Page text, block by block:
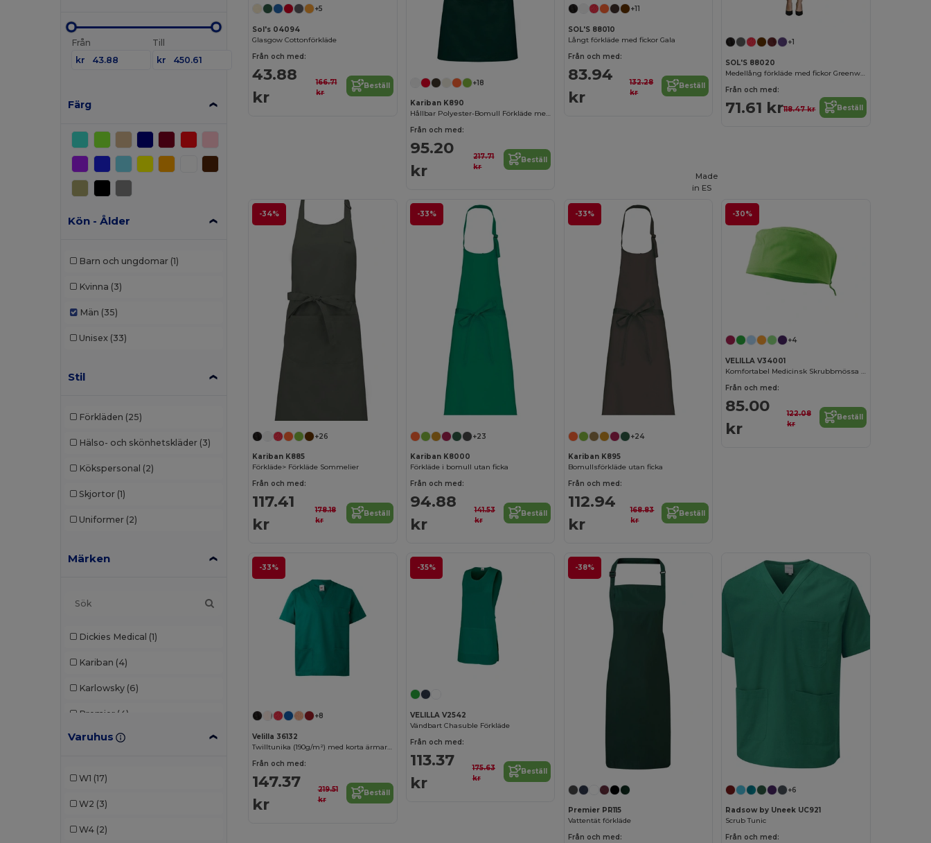
Från
kr
Till
kr
Färg
Kön - Ålder
Barn och ungdomar (1)
Kvinna (3)
Män (35)
Unisex (33)
Stil
Förkläden (25)
Hälso- och skönhetskläder (3)
Kökspersonal (2)
Skjortor (1)
Uniformer (2)
Märken
Dickies Medical (1)
Kariban (4)
Karlowsky (6)
Premier (4)
Radsow by Uneek
Varuhus
W1 (17)
W2 (3)
W4 (2)
+5
Sol's 04094
Glasgow Cottonförkläde
Från och med:
43.88
kr
166.71
kr
Beställ +18
Kariban K890
Hållbar Polyester-Bomull Förkläde med Fickor
Från och med:
95.20
kr
217.71
kr
Beställ
+11
SOL'S 88010
Långt förkläde med fickor Gala
Från och med:
83.94
kr
132.28
kr
Beställ
+1
SOL'S 88020
Medellång förkläde med fickor Greenwich
Från och med:
71.61 kr118.47 kr Beställ
-34%
+26
Kariban K885
Förkläde> Förkläde Sommelier
Från och med:
117.41
kr
178.18
kr
Beställ
-33%
+23
Kariban K8000
Förkläde i bomull utan ficka
Från och med:
94.88
kr
141.53
kr
Beställ
-33%
+24
Kariban K895
Bomullsförkläde utan ficka
Från och med:
112.94
kr
168.83
kr
Beställ
-30%
Made
in ES
+4
VELILLA V34001
Komfortabel Medicinsk Skrubbmössa för Kvinnor
Från och med:
85.00
kr
122.08
kr
Beställ
-33%
+8
Velilla 36132
Twilltunika (190g/m²) med korta ärmar, i polyester (65%) och bomull (35%)
Från och med:
147.37
kr
219.51
kr
Beställ
-35%
VELILLA V2542
Vändbart Chasuble Förkläde
Från och med:
113.37
kr
175.63
kr
Beställ
-38%
Premier PR115
Vattentät förkläde
Från och med:
+6
Radsow by Uneek UC921
Scrub Tunic
Från och med: